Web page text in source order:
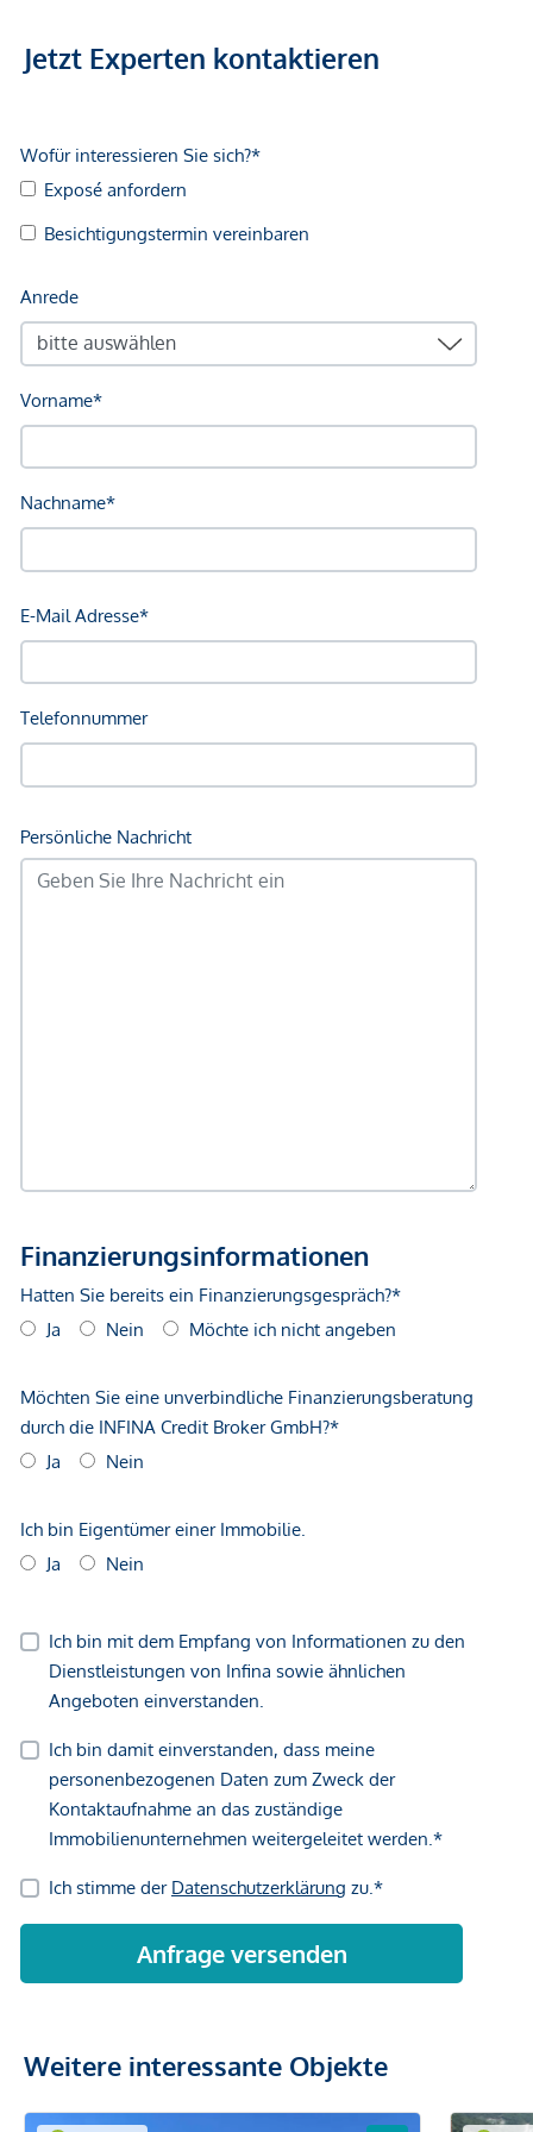
3 Zimmer (ca. 10,39 m² / ca.10,39 m² / ca.15,50 m²)
Badezimmer mit WC (ca. 3,85 m²)
Kellergeschoss (voll unterkellert):
3 separate Räume (ca.40m²)
Zugang über Diele sowie über Außentreppe vom
Garten
Garten & Außenbereich
Der großzügige Garten liegt auf der sonnigen Süd- und
Südwestseite und bietet viel Platz zum Entspannen, Spielen
und Gärtnern. Auf der Nordseite befinden sich der
Hauseingang sowie Garage und Autoabstellplatz.
Hinweis
wurden mithilfe von KI erstellt und dienen ausschließlich der
Veranschaulichung möglicher Gestaltungsmöglichkeiten.
Ihnen gerne das vollständige
Exposé zu.
+43 676 7732388
Sie möchten eine Immobilie
verkaufen oder vermieten?
Gerne unterstütze ich Sie professionell und zuverlässig –
Bitte beachten Sie
Aufgrund der Nachweispflicht können Anfragen nur mit
Telefonnummer und E-Mail-Adresse) beantwortet werden.
Tipp:
Nicht alle Immobilien sind online sichtbar – teilen Sie
Provision
Im Falle eines erfolgreichen Kaufabschlusses erlauben wir
stellen.
Wir weisen darauf hin, dass zwischen dem Vermittler und
dem zu vermittelnden Dritten ein familiäres oder
Immobilienunternehmen angeboten. Allfällige aus dem
Vertragsabschluss resultierende Rechte sind ausschließlich
gegenüber dem anbietenden Immobilienunternehmen
Jetzt Experten kontaktieren
Weitere interessante Objekte